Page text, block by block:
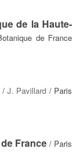
de la Haute-
de France
/J. Pavillard / Paris
France / Paris